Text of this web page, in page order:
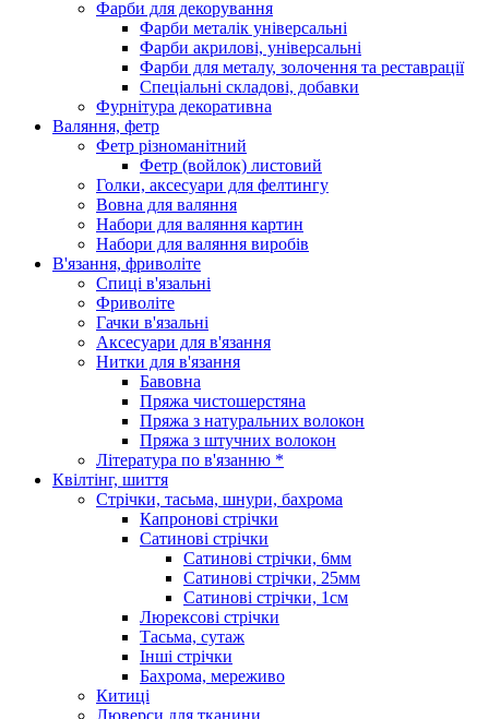
Фарби для декорування
Фарби металік універсальні
Фарби акрилові, універсальні
Фарби для металу, золочення та реставрації
Спеціальні складові, добавки
Фурнітура декоративна
Валяння, фетр
Фетр різноманітний
Фетр (войлок) листовий
Голки, аксесуари для фелтингу
Вовна для валяння
Набори для валяння картин
Набори для валяння виробів
В'язання, фриволіте
Спиці в'язальні
Фриволіте
Гачки в'язальні
Аксесуари для в'язання
Нитки для в'язання
Бавовна
Пряжа чистошерстяна
Пряжа з натуральних волокон
Пряжа з штучних волокон
Література по в'язанню *
Квілтінг, шиття
Стрічки, тасьма, шнури, бахрома
Капронові стрічки
Сатинові стрічки
Сатинові стрічки, 6мм
Сатинові стрічки, 25мм
Сатинові стрічки, 1см
Люрексові стрічки
Тасьма, сутаж
Інші стрічки
Бахрома, мереживо
Китиці
Люверси для тканини